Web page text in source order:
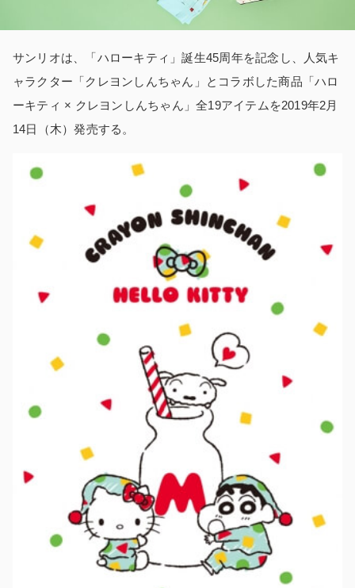
サンリオは、「ハローキティ」誕生45周年を記念し、人気キ
ャラクター「クレヨンしんちゃん」とコラボした商品「ハロ
ーキティ × クレヨンしんちゃん」全19アイテムを2019年2月
14日（木）発売する。